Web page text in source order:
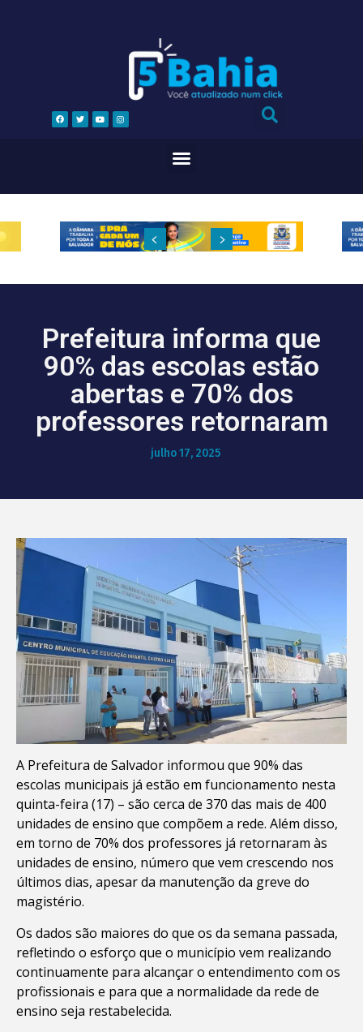
Prefeitura informa que
90% das escolas estão
abertas e 70% dos
professores retornaram
julho 17, 2025
A Prefeitura de Salvador informou que 90% das
escolas municipais já estão em funcionamento nesta
quinta-feira (17) – são cerca de 370 das mais de 400
unidades de ensino que compõem a rede. Além disso,
em torno de 70% dos professores já retornaram às
unidades de ensino, número que vem crescendo nos
últimos dias, apesar da manutenção da greve do
magistério.
Os dados são maiores do que os da semana passada,
refletindo o esforço que o município vem realizando
continuamente para alcançar o entendimento com os
profissionais e para que a normalidade da rede de
ensino seja restabelecida.